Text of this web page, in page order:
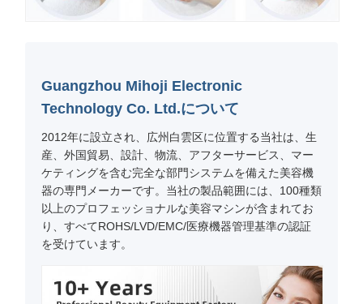
Guangzhou Mihoji Electronic
Technology Co. Ltd.について
2012年に設立され、広州白雲区に位置する当社は、生
産、外国貿易、設計、物流、アフターサービス、マー
ケティングを含む完全な部門システムを備えた美容機
器の専門メーカーです。当社の製品範囲には、100種類
以上のプロフェッショナルな美容マシンが含まれてお
り、すべてROHS/LVD/EMC/医療機器管理基準の認証
を受けています。